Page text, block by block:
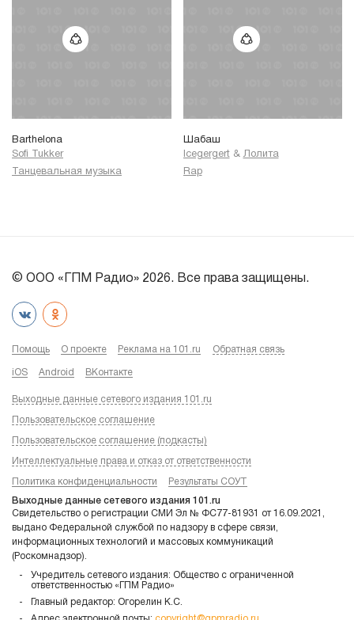
Barthelona
Sofi Tukker
Танцевальная музыка
Шабаш
Icegergert & Лолита
Rap
© ООО «ГПМ Радио» 2026. Все права защищены.
Помощь О проекте Реклама на 101.ru Обратная связь
iOS Android ВКонтакте
Выходные данные сетевого издания 101.ru
Пользовательское соглашение
Пользовательское соглашение (подкасты)
Интеллектуальные права и отказ от ответственности
Политика конфиденциальности Результаты СОУТ
Выходные данные сетевого издания 101.ru
Свидетельство о регистрации СМИ Эл № ФС77-81931 от 16.09.2021,
выдано Федеральной службой по надзору в сфере связи,
информационных технологий и массовых коммуникаций
(Роскомнадзор).
Учредитель сетевого издания: Общество с ограниченной
ответственностью «ГПМ Радио»
Главный редактор: Огорелин К.С.